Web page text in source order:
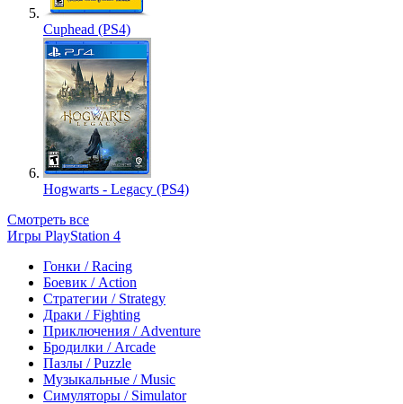
Cuphead (PS4)
Hogwarts - Legacy (PS4)
Смотреть все
Игры PlayStation 4
Гонки / Racing
Боевик / Action
Стратегии / Strategy
Драки / Fighting
Приключения / Adventure
Бродилки / Arcade
Пазлы / Puzzle
Музыкальные / Music
Симуляторы / Simulator